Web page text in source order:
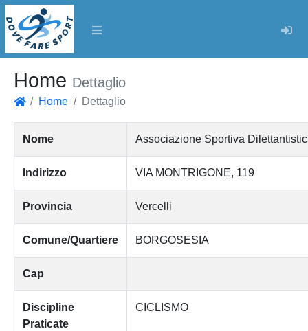
Home Dettaglio
Home Dettaglio
Nome Associazione Sportiva
Indirizzo VIA MONTRIGONE, 119
Provincia Vercelli
Comune/Quartiere BORGOSESIA
Cap
Discipline
Praticate
CICLISMO